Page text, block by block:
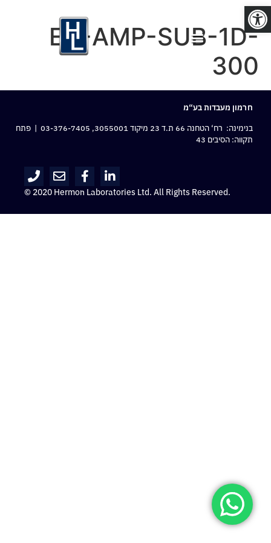
פתח סרגל נגישות
EA-AMP-SUB-1D-
300
חרמון מעבדות בע“מ
בנימינה: רח‘ הטחנה 66 ת.ד 23 מיקוד 3055001,
03-376-7405 | פתח
תקווה: הסיבים 43
© 2020 Hermon Laboratories Ltd. All Rights Reserved.